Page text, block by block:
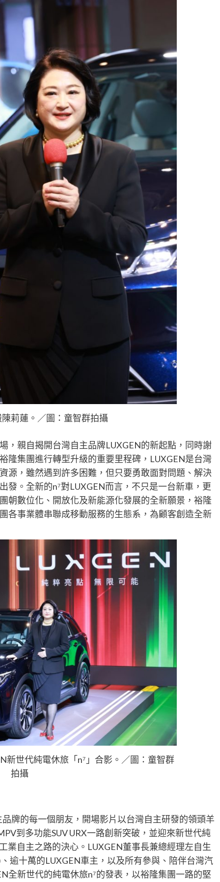
莉蓮。／圖：童智群拍攝
，親自揭開台灣自主品牌LUXGEN的新起點，同時謝
隆集團進行轉型升級的重要里程碑， LUXGEN是台灣
源， 雖然遇到許多困難，但只要勇敢面對問題、解決
發。 全新的n⁷對LUXGEN而言，不只是一台新車， 更
朝數位化、開放化及新能源化發展的全新願景 ，裕隆
各事業體串聯成移動服務的生態系 ， 為顧客創造全新
新世代純電休旅「n⁷」合影。／圖：童智群
拍攝
牌的每一個朋友，開場影片以台灣自主研發的領頭羊
到多功能SUV URX一路創新突破，並迎來新世代純
業自主之路的決心。 LUXGEN董事長兼總經理左自生
、逾十萬的LUXGEN車主，以及所有參與、陪伴台灣汽
全新世代的純電休旅n⁷的發表，以裕隆集團一路的堅